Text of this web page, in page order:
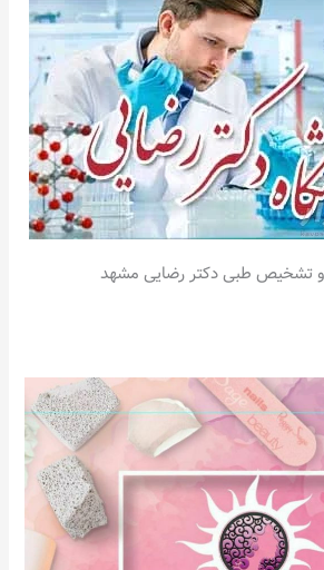
و تشخیص طبی دکتر رضایی مشهد